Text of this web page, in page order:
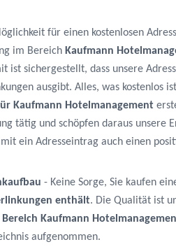
für einen kostenlosen
im Bereich Kaufmann
ist sichergestellt, dass unsere
ausgibt. Alles, was kostenlos
Kaufmann Hotelmanagement
tätig und schöpfen daraus unsere
ein Adresseintrag auch einen
- Keine Sorge, Sie kaufen
enthält. Die Qualität ist
Bereich Kaufmann
aufgenommen.